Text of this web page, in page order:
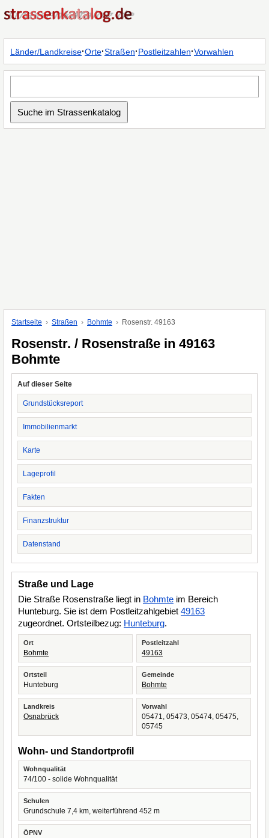
Länder/Landkreise·Orte·Straßen·Postleitzahlen·Vorwahlen
Startseite Straßen Bohmte Rosenstr. 49163
Rosenstr. / Rosenstraße in 49163
Bohmte
Auf dieser Seite
Grundstücksreport
Immobilienmarkt
Karte
Lageprofil
Fakten
Finanzstruktur
Datenstand
Straße und Lage
Die Straße Rosenstraße liegt in Bohmte im Bereich
Hunteburg. Sie ist dem Postleitzahlgebiet 49163
zugeordnet. Ortsteilbezug: Hunteburg.
Ort
Bohmte
Postleitzahl
49163
Ortsteil
Hunteburg
Gemeinde
Bohmte
Landkreis
Osnabrück
Vorwahl
05471, 05473, 05474, 05475,
05745
Wohn- und Standortprofil
Wohnqualität
74/100 - solide Wohnqualität
Schulen
Grundschule 7,4 km, weiterführend 452 m
ÖPNV